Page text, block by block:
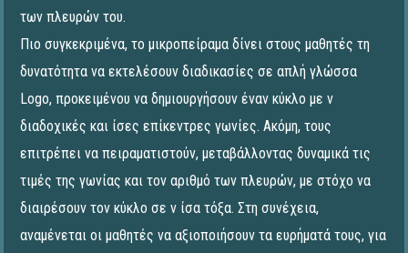
των πλευρών του.
Πιο συγκεκριμένα, το μικροπείραμα δίνει στους μαθητές τη
δυνατότητα να εκτελέσουν διαδικασίες σε απλή γλώσσα
Logo, προκειμένου να δημιουργήσουν έναν κύκλο με ν
διαδοχικές και ίσες επίκεντρες γωνίες. Ακόμη, τους
επιτρέπει να πειραματιστούν, μεταβάλλοντας δυναμικά τις
τιμές της γωνίας και τον αριθμό των πλευρών, με στόχο να
διαιρέσουν τον κύκλο σε ν ίσα τόξα. Στη συνέχεια,
αναμένεται οι μαθητές να αξιοποιήσουν τα ευρήματά τους, για